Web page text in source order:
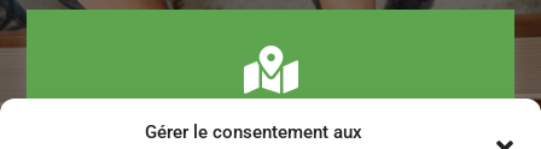
Gérer le consentement aux

ZA De Ti Lipig 29700 Pluguffan